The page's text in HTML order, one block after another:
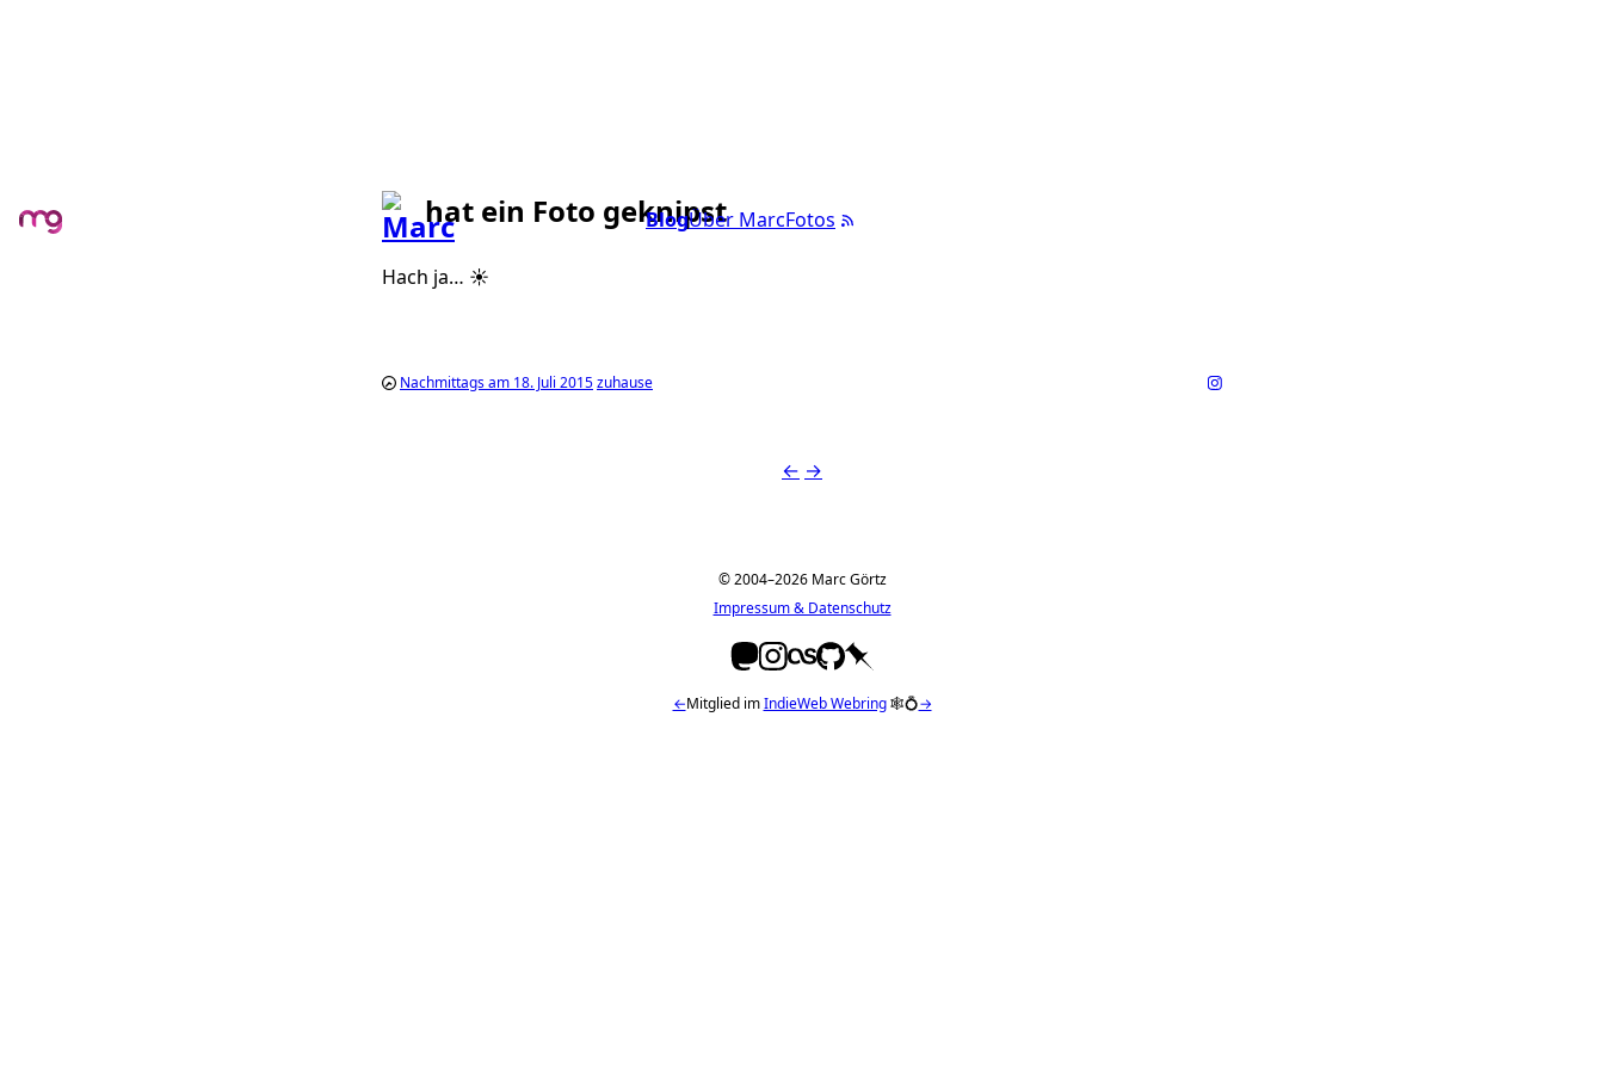
BlogÜber MarcFotos
hat ein Foto geknipst
Hach ja… ☀️
Nachmittags am 18. Juli 2015zuhause
← →
© 2004–2026 Marc Görtz
Impressum & Datenschutz
←Mitglied imIndieWeb Webring🕸💍→